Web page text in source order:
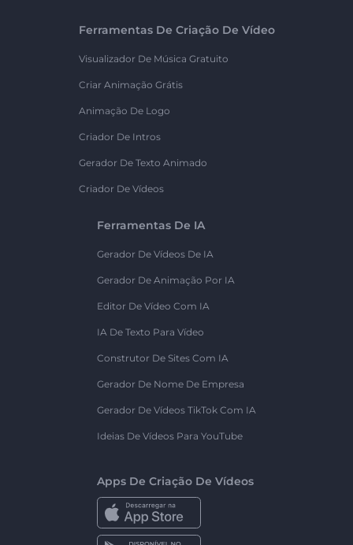
Ferramentas De Criação De Vídeo
Visualizador De Música Gratuito
Criar Animação Grátis
Animação De Logo
Criador De Intros
Gerador De Texto Animado
Criador De Vídeos
Ferramentas De IA
Gerador De Vídeos De IA
Gerador De Animação Por IA
Editor De Vídeo Com IA
IA De Texto Para Vídeo
Construtor De Sites Com IA
Gerador De Nome De Empresa
Gerador De Vídeos TikTok Com IA
Ideias De Vídeos Para YouTube
Apps De Criação De Vídeos